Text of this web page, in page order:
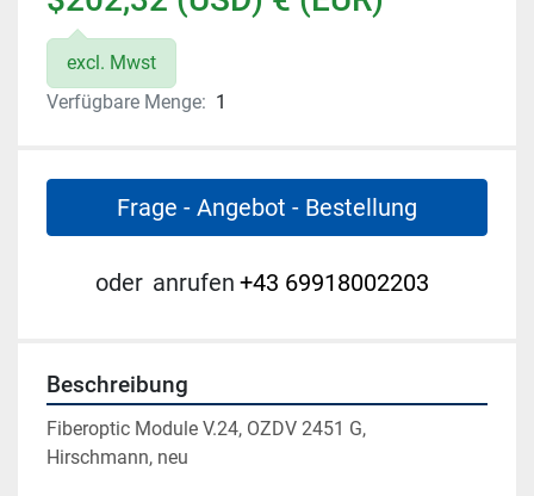
excl. Mwst
Verfügbare Menge: 1
Frage - Angebot - Bestellung
oder anrufen +43 69918002203
Beschreibung
Fiberoptic Module V.24, OZDV 2451 G,
Hirschmann, neu